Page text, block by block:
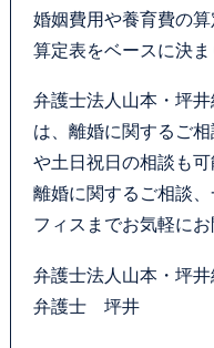
婚姻費用や養育費の
算定表をベースに決ま
弁護士法人山本・坪
は、離婚に関するご
や土日祝日の相談も可
離婚に関するご相談
フィスまでお気軽にお
弁護士法人山本・坪
弁護士 坪井